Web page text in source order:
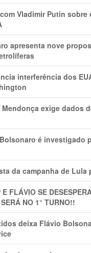
Vladimir Putin
apresenta nove
interferência dos
exige dados
é investigado
da campanha de
FLÁVIO SE
NO 1° TURNO!!
deixa Flávio